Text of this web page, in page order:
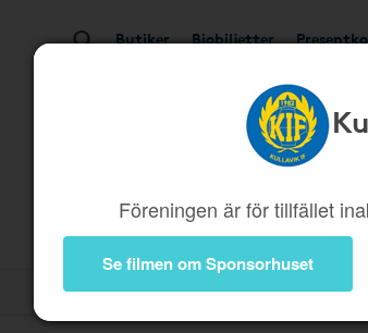
Butiker Biobiljetter
Föreningen är för tillfället
Se filmen om Sponsorhuset
Ger